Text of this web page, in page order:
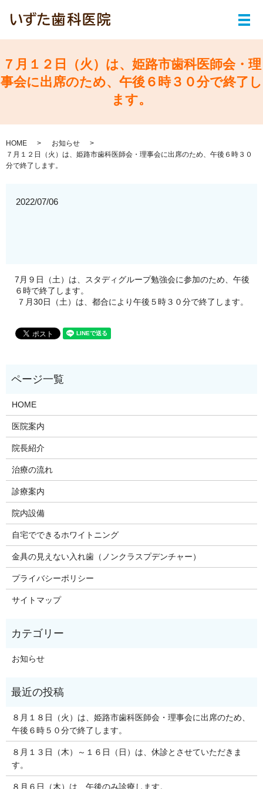
メ
７月１２日（火）は、姫路市歯科医師会・理
事会に出席のため、午後６時３０分で終了し
ます。
HOME
お知らせ
７月１２日（火）は、姫路市歯科医師会・理事会に出席のため、午後６時３０
分で終了します。
2022/07/06
7月９日（土）は、スタディグループ勉強会に参加のため、午後
６時で終了します。
７月30日（土）は、都合により午後５時３０分で終了します。
HOME
医院案内
院長紹介
治療の流れ
診療案内
院内設備
自宅でできるホワイトニング
金具の見えない入れ歯（ノンクラスプデンチャー）
プライバシーポリシー
サイトマップ
お知らせ
８月１８日（火）は、姫路市歯科医師会・理事会に出席のため、
午後６時５０分で終了します。
８月１３日（木）～１６日（日）は、休診とさせていただきま
す。
８月６日（木）は、午後のみ診療します。